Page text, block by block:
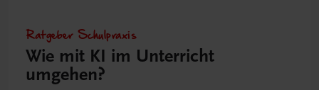
Ratgeber Schulpraxis
Wie mit KI im Unterricht
umgehen?